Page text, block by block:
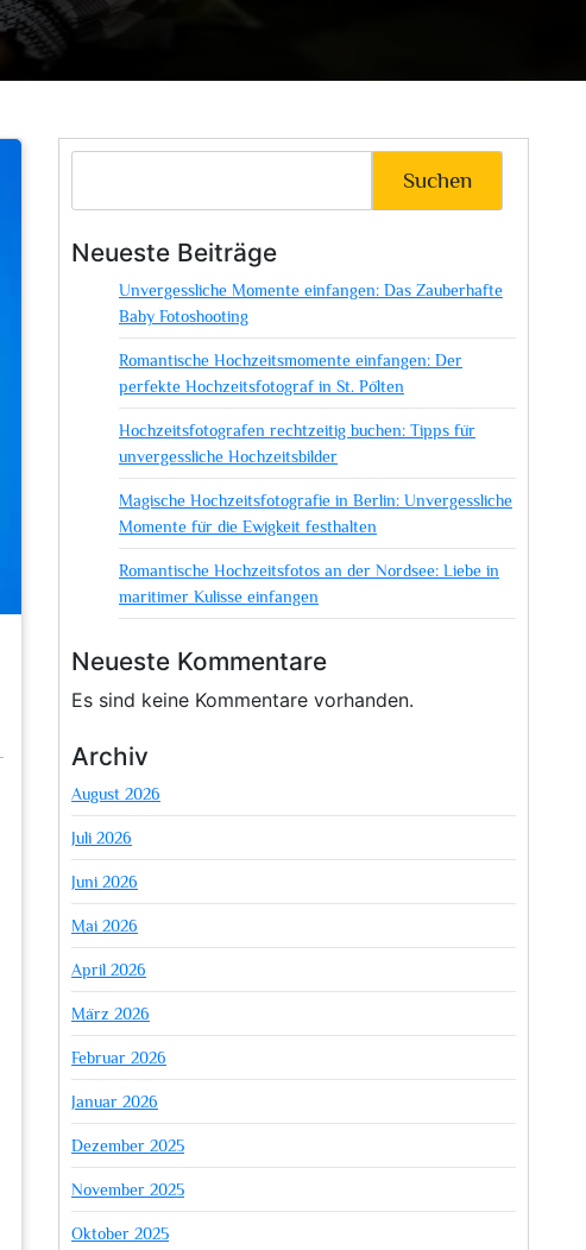
Suchen
Neueste Beiträge
Unvergessliche Momente einfangen: Das Zauberhafte
Baby Fotoshooting
Romantische Hochzeitsmomente einfangen: Der
perfekte Hochzeitsfotograf in St. Pölten
Hochzeitsfotografen rechtzeitig buchen: Tipps für
unvergessliche Hochzeitsbilder
Magische Hochzeitsfotografie in Berlin: Unvergessliche
Momente für die Ewigkeit festhalten
Romantische Hochzeitsfotos an der Nordsee: Liebe in
maritimer Kulisse einfangen
Neueste Kommentare
Es sind keine Kommentare vorhanden.
Archiv
August 2026
Juli 2026
Juni 2026
Mai 2026
April 2026
März 2026
Februar 2026
Januar 2026
Dezember 2025
November 2025
Oktober 2025